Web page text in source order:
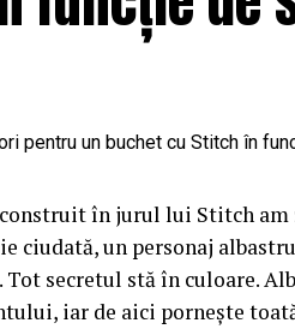
construit în jurul lui Stitch
ciudată, un personaj
secretul stă în culoare.
iar de aici pornește